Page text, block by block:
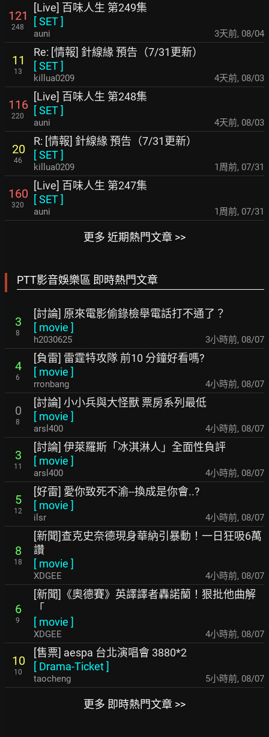
121
248
[Live] 百味人生 第249集
[SET]
auni 3天前, 08/04
11
13
Re: [情報] 針線緣 預告（7/31更新）
[SET]
killua0209 4天前, 08/03
116
220
[Live] 百味人生 第248集
[SET]
auni 4天前, 08/03
20
46
R: [情報] 針線緣 預告（7/31更新）
[SET]
killua0209 1周前, 07/31
160
320
[Live] 百味人生 第247集
[SET]
auni 1周前, 07/31
更多 近期熱門文章 >>
PTT影音娛樂區 即時熱門文章
3
8
[討論] 原來電影偷錄檢舉電話打不通了？
[ movie ]
h2030625 3小時前, 08/07
4
6
[負雷] 雷霆特攻隊 前10 分鐘好看嗎?
[ movie ]
rronbang 4小時前, 08/07
0
8
[討論] 小小兵與大怪獸 票房系列最低
[ movie ]
arsl400 4小時前, 08/07
3
11
[討論] 伊萊羅斯「冰淇淋人」全面性負評
[ movie ]
arsl400 4小時前, 08/07
5
12
[好雷] 愛你致死不渝--換成是你會..?
[ movie ]
ilsr 4小時前, 08/07
8
18
[新聞]查克史奈德現身華納引暴動！一日狂吸6萬
讚
[ movie ]
XDGEE 4小時前, 08/07
6
9
[新聞]《奧德賽》英譯譯者轟諾蘭！狠批他曲解
「
[ movie ]
XDGEE 4小時前, 08/07
10
10
[售票] aespa 台北演唱會 3880*2
[ Drama-Ticket]
taocheng 5小時前, 08/07
更多 即時熱門文章 >>